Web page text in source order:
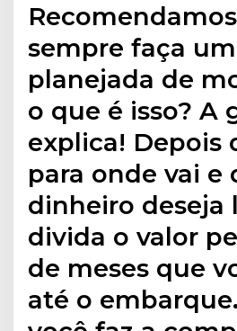
sempre faça
planejada de
o que é isso? A
explica! Depois
para onde vai e
dinheiro deseja
divida o valor
de meses que
até o